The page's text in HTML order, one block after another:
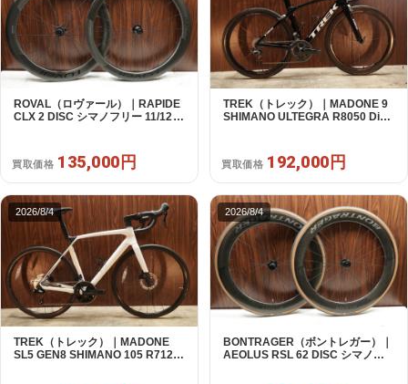
ROVAL（ロヴァール）｜RAPIDE
CLX 2 DISC シマノフリー 11/12s
買取価格 135,000円
TREK（トレック）｜MADONE 9
SHIMANO ULTEGRA R8050 Di2
買取価格 192,000円
2026/8/4
TREK（トレック）｜MADONE
SL5 GEN8 SHIMANO 105 R7120
2026/8/4
BONTRAGER（ボントレガー）｜
AEOLUS RSL 62 DISC シマノフ